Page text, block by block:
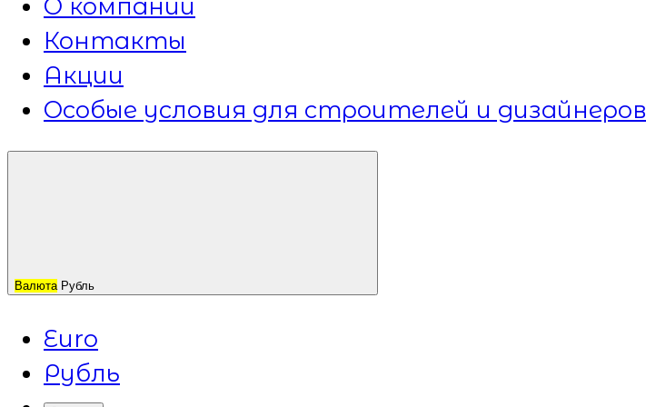
О компании
Контакты
Акции
Особые условия для строителей и дизайнеров
Валюта Рубль
Euro
Рубль